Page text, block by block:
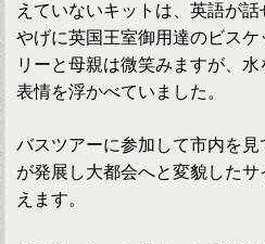
えていないキットは、英語が
やげに英国王室御用達のビス
リーと母親は微笑みますが、
表情を浮かべていました。
バスツアーに参加して市内を
が発展し大都会へと変貌した
えます。